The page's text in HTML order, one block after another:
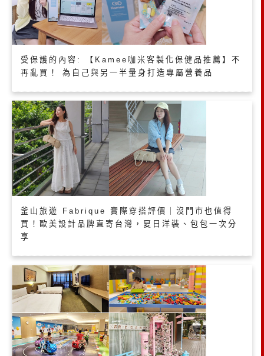
受保護的內容: 【Kamee咖米客製化保健品推薦】不
再亂買！ 為自己與另一半量身打造專屬營養品
釜山旅遊 Fabrique 實際穿搭評價｜沒門市也值得
買！歐美設計品牌直寄台灣，夏日洋裝、包包一次分
享